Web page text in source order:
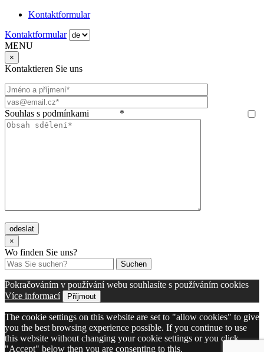
Kontaktformular
Kontaktformular
MENU
×
Kontaktieren Sie uns
Souhlas s podmínkami *
odeslat
×
Wo finden Sie uns?
Suchen
Pokračováním v používání webu souhlasíte s používáním cookies
Více informací
Příjmout
The cookie settings on this website are set to "allow cookies" to give
you the best browsing experience possible. If you continue to use
this website without changing your cookie settings or you click
"Accept" below then you are consenting to this.